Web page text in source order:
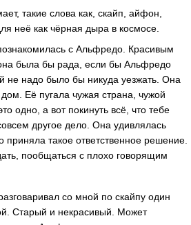
такие слова как, скайп, айфон,
неё как чёрная дыра в космосе.
с Альфредо. Красивым
была бы рада, если бы Альфредо
не надо было бы никуда уезжать. Она
Её пугала чужая страна, чужой
одно, а вот покинуть всё, что тебе
другое дело. Она удивлялась
приняла такое ответственное решение.
пообщаться с плохо говорящим
со мной по скайпу один
Старый и некрасивый. Может